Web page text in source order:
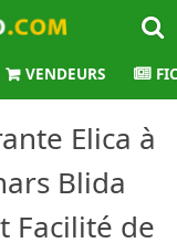
VENDEURS
Elica à
Blida
Facilité de